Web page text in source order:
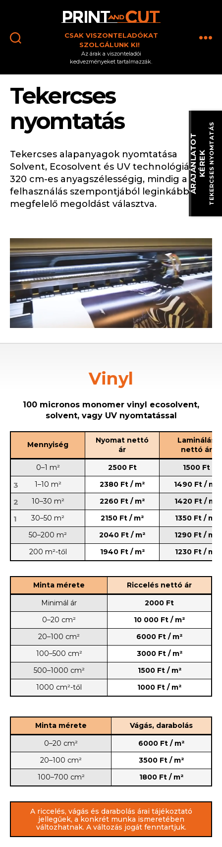
and
Cut
Tekercses nyomtatás
Tekercses
nyomtatás
Tekercses alapanyagok nyomtatása
Solvent, Ecosolvent és UV technológiával,
320 cm-es anyagszélességig, mindig a
felhasználás szempontjából leginkább
megfelelő megoldást választva.
Vinyl
100 micronos monomer vinyl ecosolvent,
solvent, vagy UV nyomtatással
Mennyiség
Nyomat nettó
ár
Laminálás
nettó ár
0–1 m²
2500 Ft 1500 Ft
3 1–10 m² 2380 Ft / m² 1490 Ft / m²
2 10–30 m² 2260 Ft / m² 1420 Ft / m²
1 30–50 m² 2150 Ft / m²
1350 Ft / m²
50–200 m²
2040 Ft / m²
1290 Ft / m²
200 m²-től
1940 Ft / m² 1230 Ft / m²
Minta mérete
Riccelés nettó ár
Minimál ár
2000 Ft
0–20 cm²
10 000 Ft / m²
20–100 cm²
6000 Ft / m²
100–500 cm²
3000 Ft / m²
500–1000 cm²
1500 Ft / m²
1000 cm²-től
1000 Ft / m²
Minta mérete
Vágás, darabolás
0–20 cm²
6000 Ft / m²
20–100 cm²
3500 Ft / m²
100–700 cm²
1800 Ft / m²
A riccelés, vágás és darabolás árai tájékoztató
jellegűek, a konkrét munka ismeretében
változhatnak. A változás jogát fenntartjuk.
Á
R
A
J
Á
N
L
A
T
O
T
K
É
R
EKTEKERCSES NYOMTATÁS
CSAK VISZONTELADÓKAT
SZOLGÁLUNK KI!
Az árak a viszonteladói
kedvezményeket tartalmazzák.